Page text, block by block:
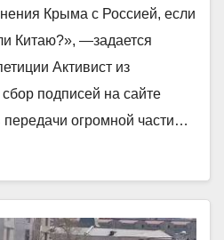
Крыма с Россией, если
Китаю?», —задается
Активист из
подписей на сайте
огромной части…